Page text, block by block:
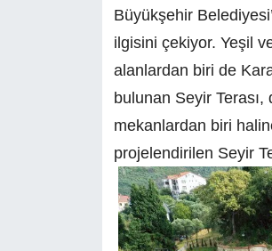
Büyükşehir
ilgisini çekiyor. Yeşil
alanlardan biri de
bulunan Seyir
mekanlardan biri
projelendirilen Seyir